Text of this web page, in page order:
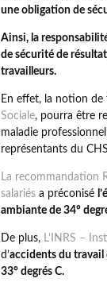
une obligation de
Ainsi, la
de sécurité de
travailleurs.
En effet, la notion de
Sociale, pourra être
maladie
représentants du
La recommandation
salariés a préconisé
ambiante de 34°
De plus, L’INRS –
d’accidents du travail
33° degrés C.